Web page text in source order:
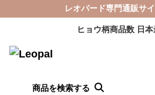
レオパード専門通販サ
ヒョウ柄商品数 日本
商品を検索する